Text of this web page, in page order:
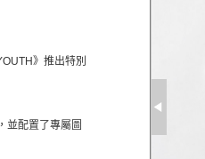
》推出特別
並配置了專屬圖